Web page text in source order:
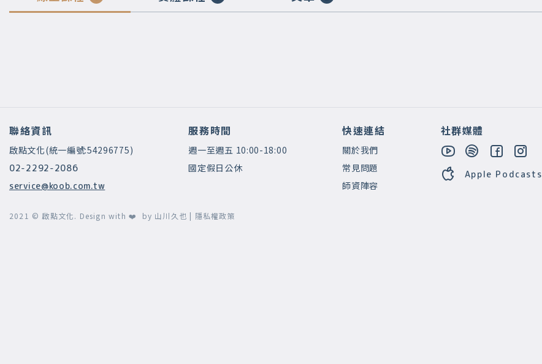
聯絡資訊
啟點文化(統一編號:54296775)
02-2292-2086
service@koob.com.tw
服務時間
週一至週五 10:00-18:00
國定假日公休
快速連結
關於我們
常見問題
師資陣容
社群媒體
Apple Podcasts
2021 © 啟點文化. Design with ❤️ by 山川久也 | 隱私權政策